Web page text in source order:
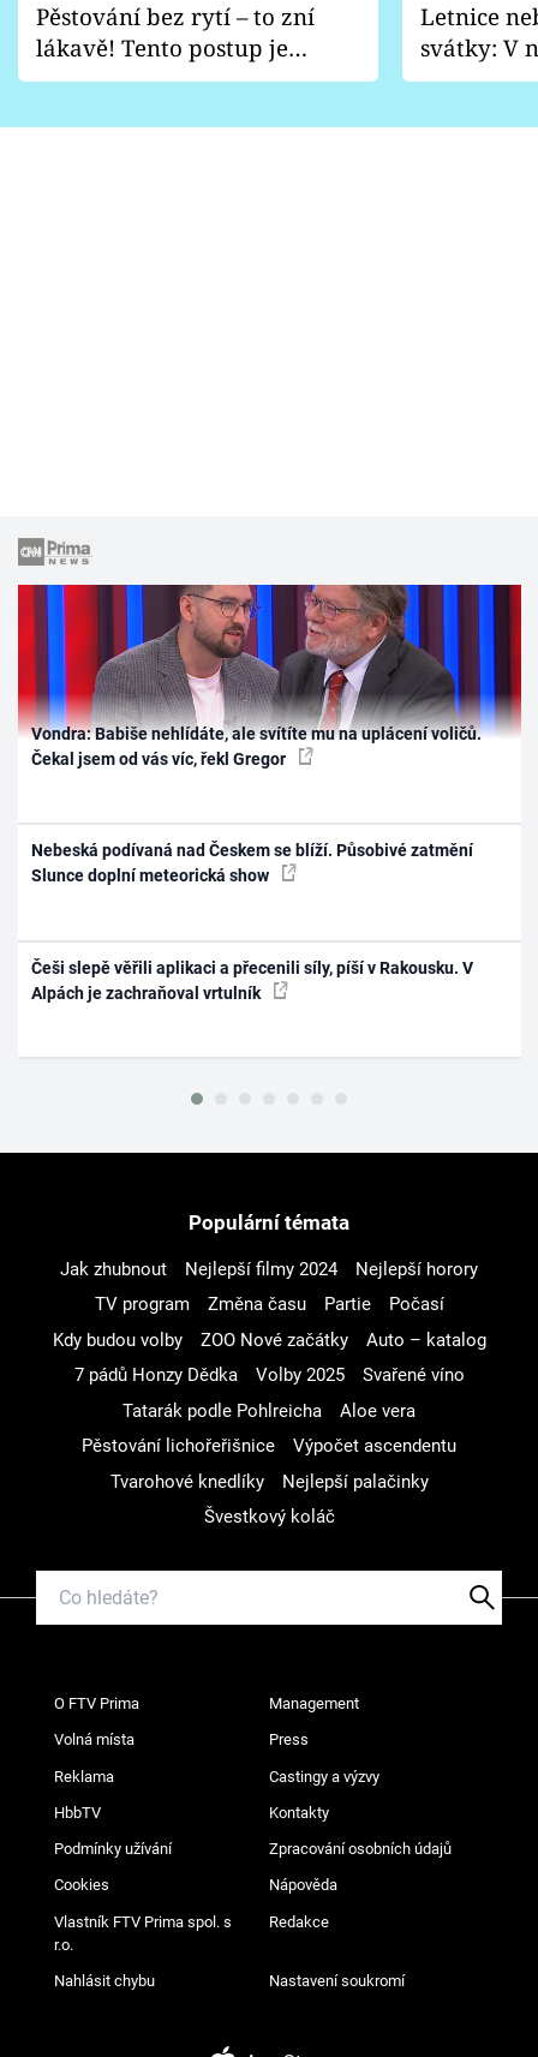
Pěstování bez rytí – to zní
lákavě! Tento postup je
vhodný jen pro některé
Letnice
svátky: V
pondělí
Vondra: Babiše nehlídáte, ale svítíte mu na uplácení voličů.
Čekal jsem od vás víc, řekl Gregor
Nebeská podívaná nad Českem se blíží. Působivé zatmění
Slunce doplní meteorická show
Češi slepě věřili aplikaci a přecenili síly, píší v Rakousku. V
Alpách je zachraňoval vrtulník
Populární témata
Jak zhubnout Nejlepší filmy 2024
Nejlepší horory
TV program
Změna času Partie
Počasí
Kdy budou volby
ZOO Nové začátky
Auto – katalog
7 pádů Honzy Dědka
Volby 2025
Svařené víno
Tatarák podle Pohlreicha
Aloe vera
Pěstování lichořeřišnice
Výpočet ascendentu
Tvarohové knedlíky
Nejlepší palačinky
Švestkový koláč
O FTV Prima Management
Volná místa Press
Reklama Castingy a výzvy
HbbTV Kontakty
Podmínky užívání Zpracování osobních údajů
Cookies Nápověda
Vlastník FTV Prima spol. s
r.o.
Redakce
Nahlásit chybu Nastavení soukromí